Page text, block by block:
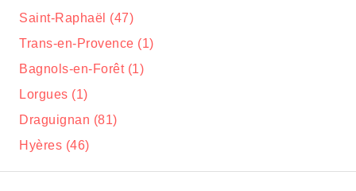
Saint-Raphaël (47)
Trans-en-Provence (1)
Bagnols-en-Forêt (1)
Lorgues (1)
Draguignan (81)
Hyères (46)